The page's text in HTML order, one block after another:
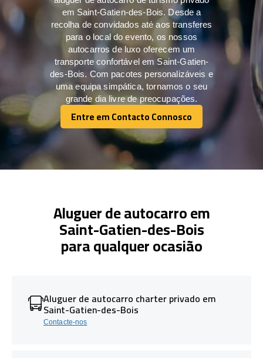
em Saint-Gatien-des-Bois. Desde a
recolha de convidados até aos transferes
para o local do evento, os nossos
autocarros de luxo oferecem um
transporte confortável em Saint-Gatien-
des-Bois. Com pacotes personalizáveis e
uma equipa simpática, tornamos o seu
grande dia livre de preocupações.
Entre em Contacto Connosco
Entre em Contacto Connosco
Aluguer de autocarro em
Saint-Gatien-des-Bois
para qualquer ocasião
Aluguer de autocarro charter privado em
Saint-Gatien-des-Bois
Contacte-nos